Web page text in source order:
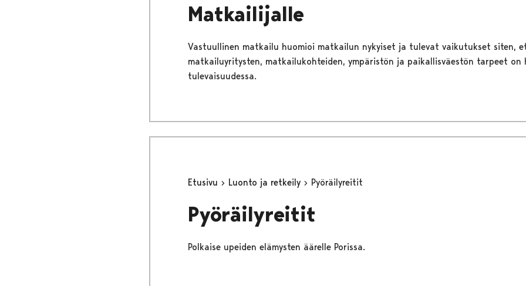
Matkailijalle
Vastuullinen matkailu huomioi matkailun nykyiset ja tulevat vaikutukset siten,
matkailuyritysten, matkailukohteiden, ympäristön ja paikallisväestön tarpeet
tulevaisuudessa.
Etusivu Luonto ja retkeily Pyöräilyreitit
Pyöräilyreitit
Polkaise upeiden elämysten äärelle Porissa.